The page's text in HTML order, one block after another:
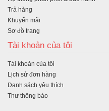
Trả hàng
Khuyến mãi
Sơ đồ trang
Tài khoản của tôi
Tài khoản của tôi
Lịch sử đơn hàng
Danh sách yêu thích
Thư thông báo